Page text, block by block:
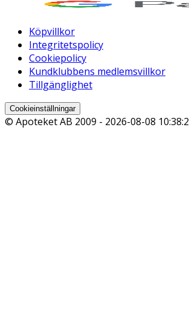
Köpvillkor
Integritetspolicy
Cookiepolicy
Kundklubbens medlemsvillkor
Tillgänglighet
Cookieinställningar
© Apoteket AB 2009 - 2026-08-08